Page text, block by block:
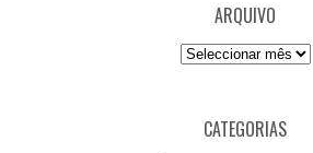
ARQUIVO
Arquivo
CATEGORIAS